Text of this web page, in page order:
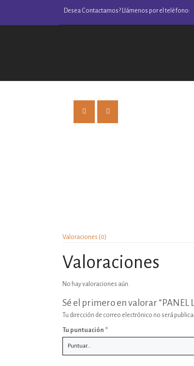
Desea Contactarnos? Llámenos por el teléfono:
Valoraciones (0)
Valoraciones
No hay valoraciones aún.
Sé el primero en valorar “PANEL
Tu dirección de correo electrónico no será
Tu puntuación *